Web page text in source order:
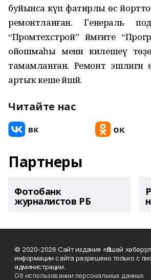
буйынса күп фатирлы өс
ремонтланған. Генераль
“Промтехстрой” йәмғиәте
ойошмаһы менән килешеү
тамамланған. Ремонт эшләнгән
артыҡ кеше йәшәй.
Читайте нас
Партнеры
Фотобанк
журналистов РБ
© 2020-2026 Сайт издания «Әлшәй
информации сайта разрешено только с
администрации.
Об использовании персональных данных